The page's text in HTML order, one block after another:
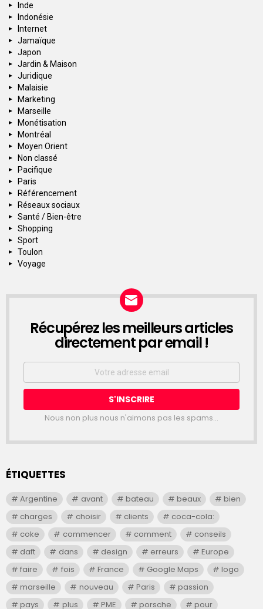
Inde
Indonésie
Internet
Jamaïque
Japon
Jardin & Maison
Juridique
Malaisie
Marketing
Marseille
Monétisation
Montréal
Moyen Orient
Non classé
Pacifique
Paris
Référencement
Réseaux sociaux
Santé / Bien-être
Shopping
Sport
Toulon
Voyage
NEWSLETTER
Récupérez les meilleurs articles
directement par email !
Email
Nous non plus nous n'aimons pas les spams...
ÉTIQUETTES
Argentine avant bateau beaux
bien
charges
choisir clients
coca-cola:
coke
commencer comment
conseils
daft
dans design erreurs
Europe
faire
fois France Google Maps
logo
marseille
nouveau Paris
passion
pays
plus PME porsche pour